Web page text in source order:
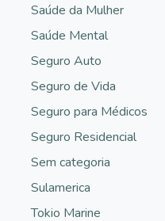
Saúde da Mulher
Saúde Mental
Seguro Auto
Seguro de Vida
Seguro para Médicos
Seguro Residencial
Sem categoria
Sulamerica
Tokio Marine